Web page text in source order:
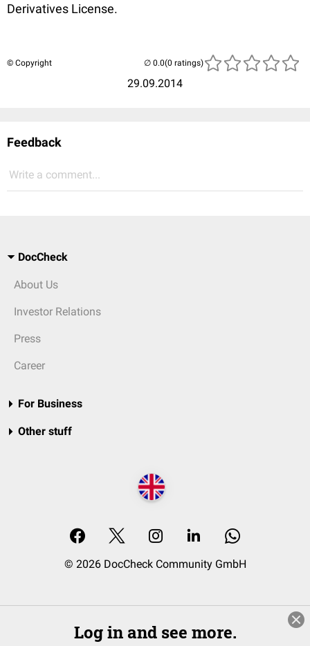
Derivatives License.
© Copyright
29.09.2014
(0 ratings)
Feedback
Write a comment...
DocCheck
About Us
Investor Relations
Press
Career
For Business
Other stuff
© 2026 DocCheck Community GmbH
Log in and see more.